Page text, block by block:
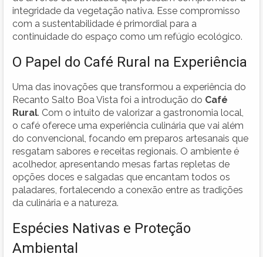
integridade da vegetação nativa. Esse compromisso
com a sustentabilidade é primordial para a
continuidade do espaço como um refúgio ecológico.
O Papel do Café Rural na Experiência
Uma das inovações que transformou a experiência do
Recanto Salto Boa Vista foi a introdução do Café
Rural. Com o intuito de valorizar a gastronomia local,
o café oferece uma experiência culinária que vai além
do convencional, focando em preparos artesanais que
resgatam sabores e receitas regionais. O ambiente é
acolhedor, apresentando mesas fartas repletas de
opções doces e salgadas que encantam todos os
paladares, fortalecendo a conexão entre as tradições
da culinária e a natureza.
Espécies Nativas e Proteção
Ambiental